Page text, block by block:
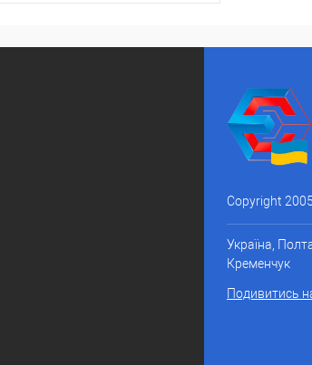
Copyright
Україна,
Кременчук
Подивитись